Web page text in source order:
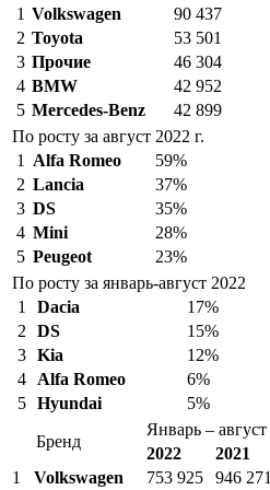
1 Volkswagen
90 437
2 Toyota
53 501
3 Прочие
46 304
4 BMW
42 952
5 Mercedes-Benz
42 899
По росту за август 2022 г.
1
Alfa Romeo
59%
2 Lancia
37%
3 DS
35%
4 Mini
28%
5 Peugeot
23%
По росту за январь-август 2022
1
Dacia
17%
2
DS
15%
3 Kia
12%
4
Alfa Romeo
6%
5 Hyundai 5%
Бренд
Январь – август
2022 2021
1
Volkswagen 753 925 946 271